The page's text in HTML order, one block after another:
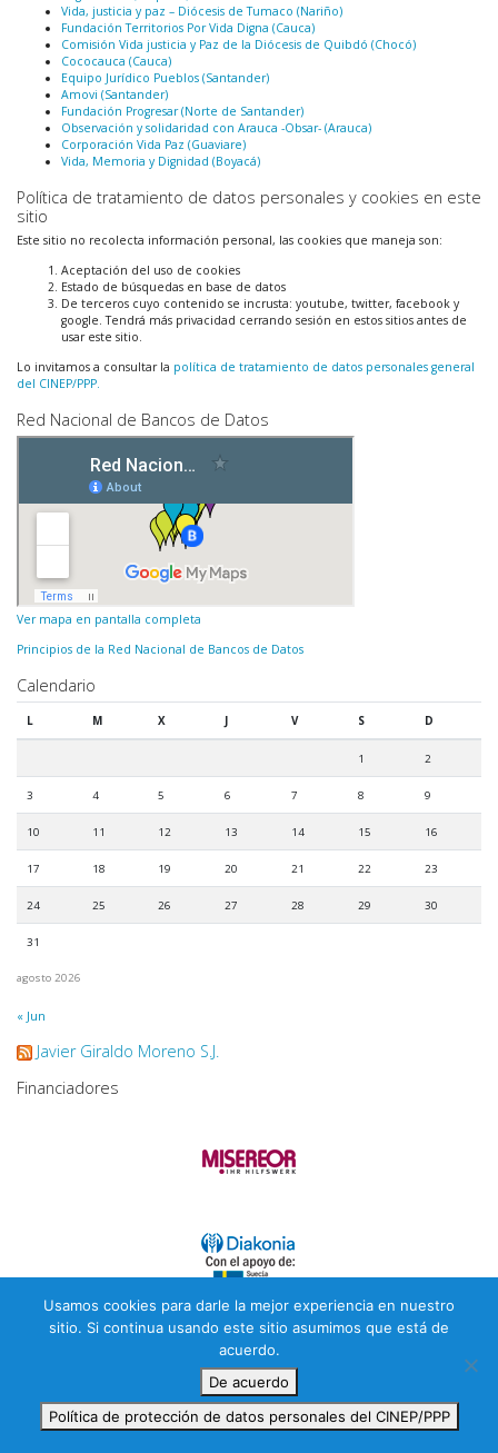
Vida, justicia y paz – Diócesis de Tumaco (Nariño)
Fundación Territorios Por Vida Digna (Cauca)
Comisión Vida justicia y Paz de la Diócesis de Quibdó (Chocó)
Cococauca (Cauca)
Equipo Jurídico Pueblos (Santander)
Amovi (Santander)
Fundación Progresar (Norte de Santander)
Observación y solidaridad con Arauca -Obsar- (Arauca)
Corporación Vida Paz (Guaviare)
Vida, Memoria y Dignidad (Boyacá)
Política de tratamiento de datos personales y cookies en este
sitio
Este sitio no recolecta información personal, las cookies que maneja son:
Aceptación del uso de cookies
Estado de búsquedas en base de datos
De terceros cuyo contenido se incrusta: youtube, twitter, facebook y
google. Tendrá más privacidad cerrando sesión en estos sitios antes de
usar este sitio.
Lo invitamos a consultar la política de tratamiento de datos personales general
del CINEP/PPP.
Red Nacional de Bancos de Datos
Ver mapa en pantalla completa
Principios de la Red Nacional de Bancos de Datos
Calendario
agosto 2026
L M X J V S D
1 2
3 4 5 6 7 8 9
10 11 12 13 14 15 16
17 18 19 20 21 22 23
24 25 26 27 28 29 30
31
« Jun
Javier Giraldo Moreno S.J.
Financiadores
Usamos cookies para darle la mejor experiencia en nuestro
sitio. Si continua usando este sitio asumimos que está de
acuerdo.
De acuerdo
Política de protección de datos personales del CINEP/PPP